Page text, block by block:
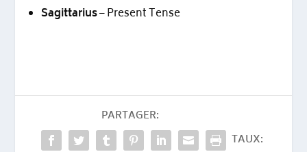
Sagittarius– Present Tense
PARTAGER:
TAUX: